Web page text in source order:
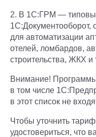
2. В 1С:ГРМ —
1С:Документооборот,
для автоматизации
отелей, ломбардов,
строительства, ЖКХ и
Внимание! Программы
в том числе
в этот список не
Чтобы уточнить
удостовериться, что